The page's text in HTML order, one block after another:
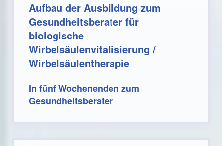
Aufbau der Ausbildung zum
Gesundheitsberater für
biologische
Wirbelsäulenvitalisierung /
Wirbelsäulentherapie
In fünf Wochenenden zum
Gesundheitsberater